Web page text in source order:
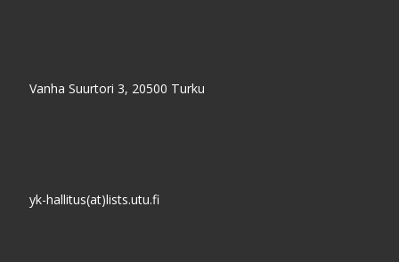
Vanha Suurtori 3, 20500 Turku
yk-hallitus(at)lists.utu.fi